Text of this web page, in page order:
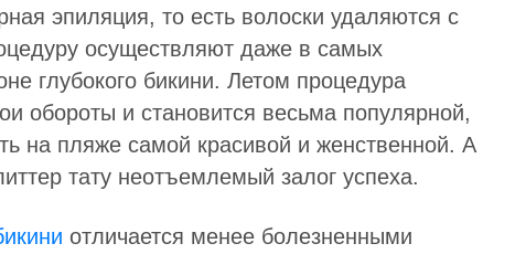
эпиляция, то есть волоски удаляются с
осуществляют даже в самых
глубокого бикини. Летом процедура
обороты и становится весьма популярной,
на пляже самой красивой и женственной. А
тату неотъемлемый залог успеха.
отличается менее болезненными